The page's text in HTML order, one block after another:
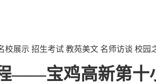
校展示 招生考试 教苑美文 名师访谈 校园
——宝鸡高新第十